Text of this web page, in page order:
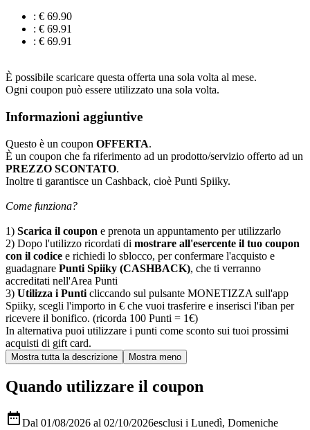
: € 69.90
: € 69.91
: € 69.91
È possibile scaricare questa offerta una sola volta al mese.
Ogni coupon può essere utilizzato una sola volta.
Informazioni aggiuntive
Questo è un coupon OFFERTA.
È un coupon che fa riferimento ad un prodotto/servizio offerto ad un
PREZZO SCONTATO.
Inoltre ti garantisce un Cashback, cioè Punti Spiiky.
Come funziona?
1) Scarica il coupon e prenota un appuntamento per utilizzarlo
2) Dopo l'utilizzo ricordati di mostrare all'esercente il tuo coupon
con il codice e richiedi lo sblocco, per confermare l'acquisto e
guadagnare Punti Spiiky (CASHBACK), che ti verranno
accreditati nell'Area Punti
3) Utilizza i Punti cliccando sul pulsante MONETIZZA sull'app
Spiiky, scegli l'importo in € che vuoi trasferire e inserisci l'iban per
ricevere il bonifico. (ricorda 100 Punti = 1€)
In alternativa puoi utilizzare i punti come sconto sui tuoi prossimi
acquisti di gift card.
Quando utilizzare il coupon
Dal 01/08/2026 al 02/10/2026esclusi i Lunedì, Domeniche